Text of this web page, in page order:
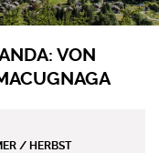
IDEEN
VON
/ HERBST